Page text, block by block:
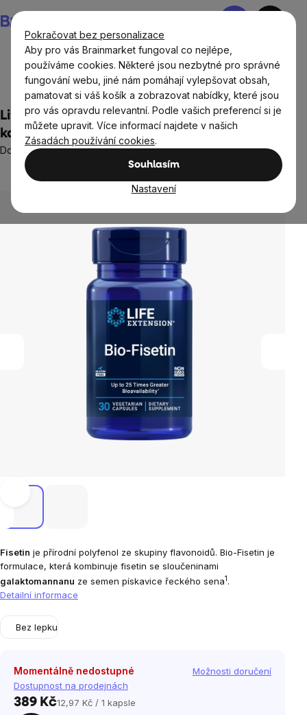
Pokračovat bez personalizace
Aby pro vás Brainmarket fungoval co nejlépe,
používáme cookies. Některé jsou nezbytné pro správné
fungování webu, jiné nám pomáhají vylepšovat obsah,
pamatovat si váš košík a zobrazovat nabídky, které jsou
pro vás opravdu relevantní. Podle vašich preferencí si je
můžete upravit. Více informací najdete v našich
Zásadách používání cookies.
Souhlasím
Nastavení
na
obsah
Nákupní
Cíle
Life Extension Bio-Fisetin, 30 rostlinných
kapslí
Doplněk stravy
Průměrné
produktu
Fisetin je přírodní polyfenol ze skupiny flavonoidů. Bio-Fisetin je
formulace, která kombinuje fisetin se sloučeninami
galaktomannanu ze semen pískavice řeckého sena1.
Detailní informace
Bez lepku
Momentálně nedostupné
Dostupnost na prodejnách
Možnosti doručení
389 KčMěrná
12,97 Kč / 1 kapsle